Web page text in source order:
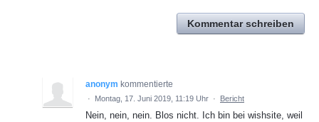
Kommentar schreiben
anonym kommentierte
· Montag, 17. Juni 2019, 11:19 Uhr · Bericht
Nein, nein, nein. Blos nicht. Ich bin bei wishsite, weil